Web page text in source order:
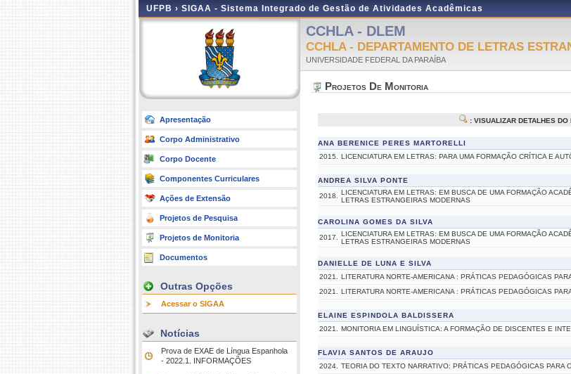
UFPB › SIGAA - Sistema Integrado de Gestão de Atividades Acadêmicas
Apresentação
Corpo Administrativo
Corpo Docente
Componentes Curriculares
Ações de Extensão
Projetos de Pesquisa
Projetos de Monitoria
Documentos
Outras Opções
Acessar o SIGAA
Notícias
Prova de EXAE de Língua Espanhola
- 2022.1. INFORMAÇÕES
CCHLA - DLEM
CCHLA - DEPARTAMENTO DE LETRAS
UNIVERSIDADE FEDERAL DA PARAÍBA
Projetos De Monitoria
: VISUALIZAR DETALHES
ANA BERENICE PERES MARTORELLI
2015.
LICENCIATURA EM LETRAS: PARA UMA FORMAÇÃO CRÍTICA E
ANDREA SILVA PONTE
2018.
LICENCIATURA EM LETRAS: EM BUSCA DE UMA FORMAÇÃO
LETRAS ESTRANGEIRAS MODERNAS
CAROLINA GOMES DA SILVA
2017.
LICENCIATURA EM LETRAS: EM BUSCA DE UMA FORMAÇÃO
LETRAS ESTRANGEIRAS MODERNAS
DANIELLE DE LUNA E SILVA
2021.
LITERATURA NORTE-AMERICANA : PRÁTICAS PEDAGÓGICAS
2021.
LITERATURA NORTE-AMERICANA : PRÁTICAS PEDAGÓGICAS
ELAINE ESPINDOLA BALDISSERA
2021.
MONITORIA EM LINGUÍSTICA: A FORMAÇÃO DE DISCENTES E
FLAVIA SANTOS DE ARAUJO
2024.
TEORIA DO TEXTO NARRATIVO: PRÁTICAS PEDAGÓGICAS PARA